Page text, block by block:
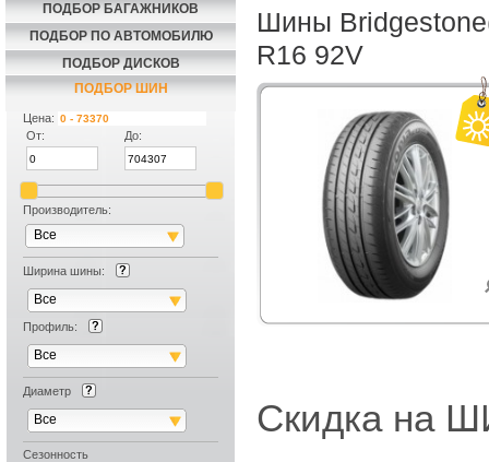
ПОДБОР БАГАЖНИКОВ
ПОДБОР ПО АВТОМОБИЛЮ
ПОДБОР ДИСКОВ
ПОДБОР ШИН
Цена:
От:
До:
Производитель:
Все
Ширина шины:
Все
Профиль:
Все
Диаметр
Все
Сезонность
Шины
R16 92V
Скидка на